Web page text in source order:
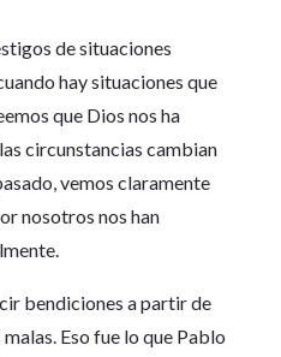
de situaciones
hay situaciones que
que Dios nos ha
circunstancias cambian
vemos claramente
nosotros nos han
bendiciones a partir de
Eso fue lo que Pablo